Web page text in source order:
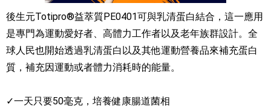
後生元Totipro®益萃質PE0401可與乳清蛋白結合，這一應用
是專門為運動愛好者、高體力工作者以及老年族群設計。全
球人民也開始透過乳清蛋白以及其他運動營養品來補充蛋白
質，補充因運動或者體力消耗時的能量。
✓一天只要50毫克，培養健康腸道菌相